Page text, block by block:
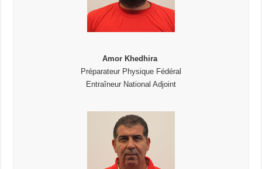
Amor Khedhira
Préparateur Physique Fédéral
Entraîneur National Adjoint